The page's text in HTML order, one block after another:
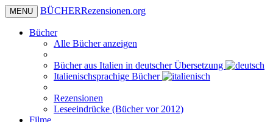
MENU BÜCHERRezensionen.org
Bücher
Alle Bücher anzeigen
Bücher aus Italien in deutscher Übersetzung
Italienischsprachige Bücher
Rezensionen
Leseeindrücke (Bücher vor 2012)
Filme